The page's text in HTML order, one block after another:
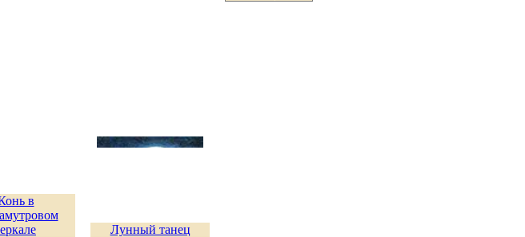
в
Лунный танец